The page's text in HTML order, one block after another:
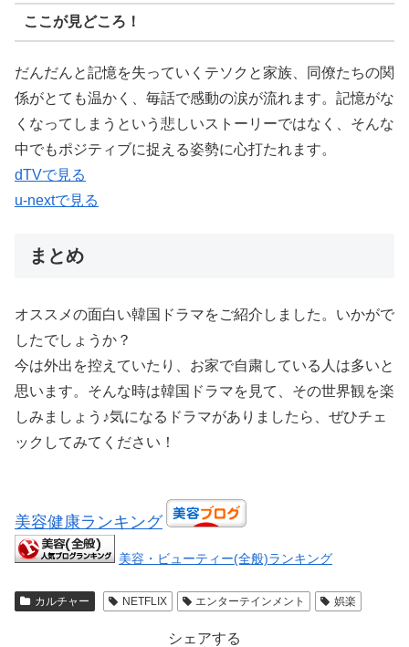
ここが見どころ！
だんだんと記憶を失っていくテソクと家族、同僚たちの関
係がとても温かく、毎話で感動の涙が流れます。記憶がな
くなってしまうという悲しいストーリーではなく、そんな
中でもポジティブに捉える姿勢に心打たれます。
dTVで見る
u-nextで見る
まとめ
オススメの面白い韓国ドラマをご紹介しました。いかがで
したでしょうか？
今は外出を控えていたり、お家で自粛している人は多いと
思います。そんな時は韓国ドラマを見て、その世界観を楽
しみましょう♪気になるドラマがありましたら、ぜひチェ
ックしてみてください！
美容健康ランキング
美容・ビューティー(全般)ランキング
カルチャー NETFLIX エンターテインメント 娯楽
シェアする